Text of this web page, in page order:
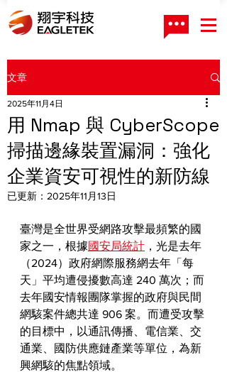
文章
用 Nmap 與 CyberScope
掃描邊緣裝置漏洞：強化
企業資安可視性的新防線
2025年11月4日
已更新： 2025年11月13日
臺灣是全世界受網路攻擊最頻繁的國
家之一，根據國安局統計 ，光是去年
（2024）政府網際服務網去年「每
天」平均遭侵擾數高達 240 萬次；而
去年國安情報團隊掌握的政府與民間
網駭案件總共達 906 案。而遭受攻擊
的目標中，以通訊傳播、電信業、交
通業、國防供應鏈產業等單位，為新
興網駭的焦點領域。